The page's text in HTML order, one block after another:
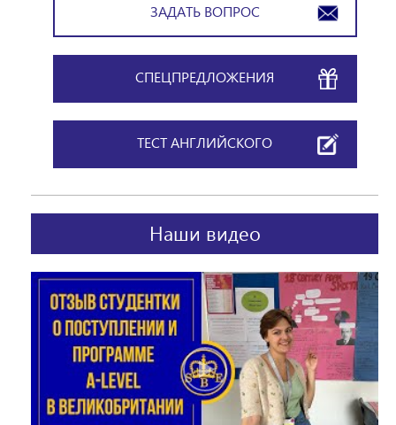
Находитесь ли Вы в стране обучения? *
Да
Нет
Бакалавриат
Магистратура
Докторантура
Курсы подготовки
ЗАДАТЬ ВОПРОС
СПЕЦПРЕДЛОЖЕНИЯ
ТЕСТ АНГЛИЙСКОГО
Наши видео